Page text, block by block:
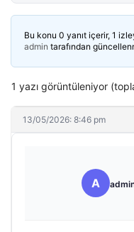
Bu konu 0 yanıt içerir, 1
admin tarafından
1 yazı görüntüleniyor
13/05/2026: 8:46 pm
A